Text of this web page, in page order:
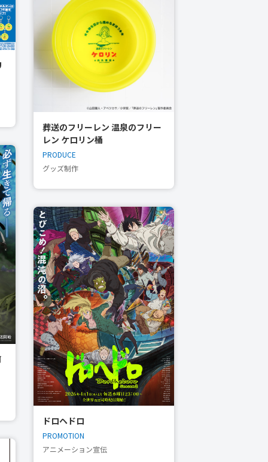
葬送のフリーレン 温泉のフリー
レン ケロリン桶
PRODUCE
グッズ制作
ドロヘドロ
PROMOTION
アニメーション宣伝